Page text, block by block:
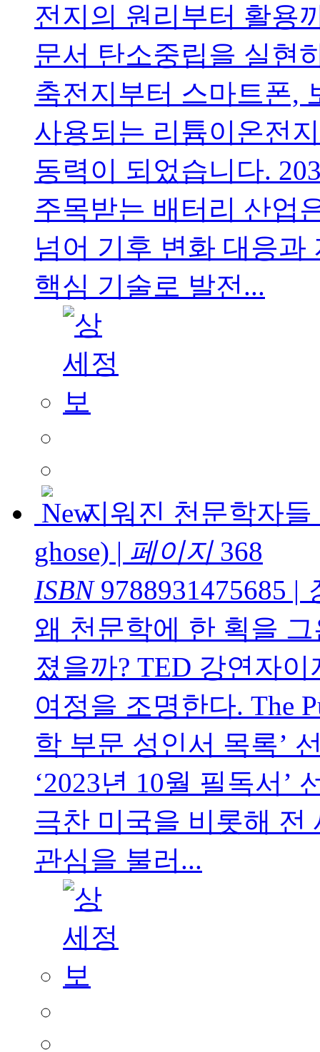
전지의 원리부터 활용
문서 탄소중립을 실현
축전지부터 스마트폰,
사용되는 리튬이온전
동력이 되었습니다.
주목받는 배터리 산업
넘어 기후 변화 대응
핵심 기술로 발전...
지워진 천문학자들
ghose) | 페이지368
ISBN9788931475685 |
왜 천문학에 한 획을
졌을까? TED 강연자
여정을 조명한다. The
학 부문 성인서 목록’
‘2023년 10월 필독서’
극찬 미국을 비롯해 전
관심을 불러...